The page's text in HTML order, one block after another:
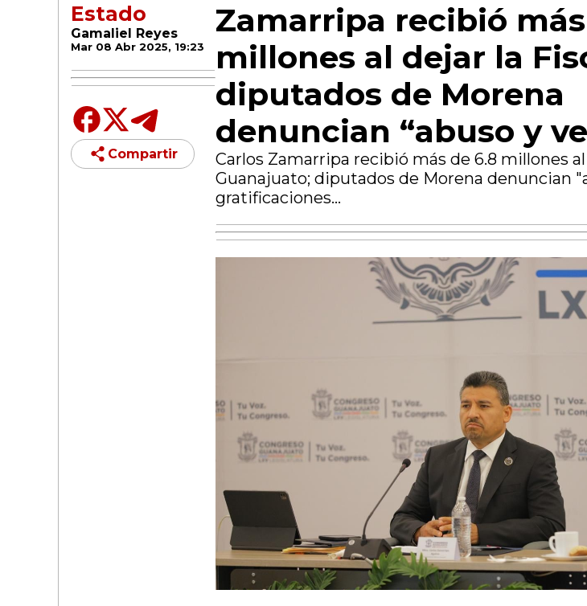
Estado
Gamaliel Reyes
Mar 08 Abr 2025, 19:23
Compartir
Zamarripa recibió
millones al dejar la
diputados de Morena
denuncian “abuso y
Carlos Zamarripa recibió más de 6.8 millones
Guanajuato; diputados de Morena denuncian
gratificaciones...